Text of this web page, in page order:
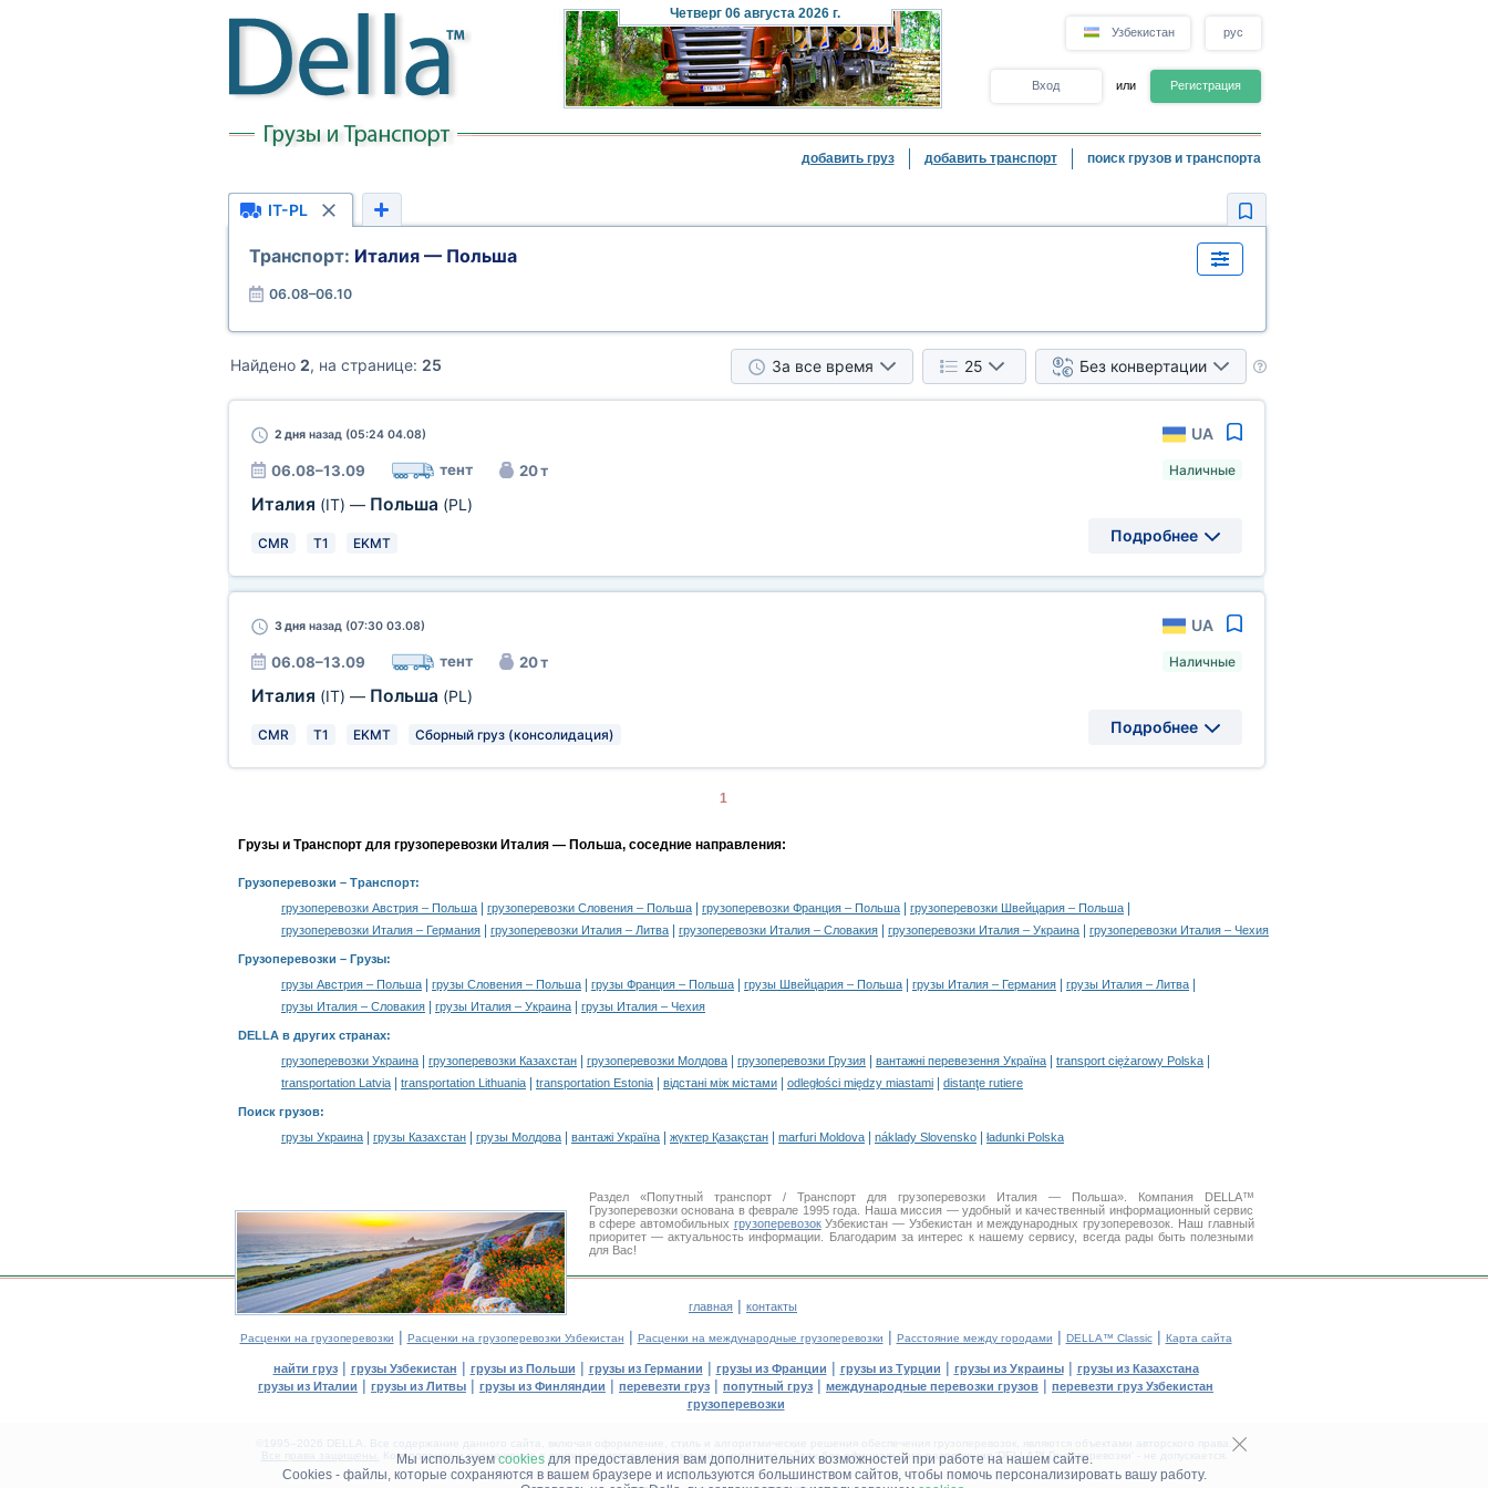
Четверг 06 августа 2026 г.
Узбекистан рус
Вход или Регистрация
добавить груз добавить транспорт поиск грузов и транспорта
Мы используем cookiesдля предоставления вам дополнительних возможностей при работе на нашем сайте.
Cookies - файлы, которые сохраняются в вашем браузере и используются большинством сайтов, чтобы помочь персонализировать вашу работу.
IT-PL
Транспорт: Италия — Польша
06.08–06.10
Найдено 2, на странице: 25 За все время 25 Без конвертации
2 дняназад (05:24 04.08) UA
06.08–13.09 тент 20 т
Италия (IT) — Польша (PL)
CMR T1 EKMT
Наличные
Подробнее
3 дняназад (07:30 03.08) UA
06.08–13.09 тент 20 т
Италия (IT) — Польша (PL)
CMR T1 EKMT Сборный груз (консолидация)
Наличные
Подробнее
1
Грузы и Транспорт для грузоперевозки Италия — Польша, соседние направления:
Грузоперевозки – Транспорт:
грузоперевозки Австрия – Польша
грузоперевозки Словения – Польша грузоперевозки Франция – Польша грузоперевозки Швейцария – Польша
грузоперевозки Италия – Германия грузоперевозки Италия – Литва грузоперевозки Италия – Словакия грузоперевозки Италия – Украина грузоперевозки Италия – Чехия
Грузоперевозки – Грузы:
грузы Австрия – Польша
грузы Словения – Польша грузы Франция – Польша грузы Швейцария – Польша грузы Италия – Германия грузы Италия – Литва
грузы Италия – Словакия грузы Италия – Украина грузы Италия – Чехия
DELLA в других странах:
грузоперевозки Украина
грузоперевозки Казахстан грузоперевозки Молдова грузоперевозки Грузия вантажні перевезення Україна transport ciężarowy Polska
transportation Latvia transportation Lithuania transportation Estonia відстані між містами odległości między miastami distanţe rutiere
Поиск грузов:
грузы Украина
грузы Казахстан грузы Молдова вантажі Україна жүктер Қазақстан marfuri Moldova náklady Slovensko ładunki Polska
Раздел «Попутный транспорт / Транспорт для грузоперевозки Италия — Польша». Компания DELLA™
Грузоперевозки основана в феврале 1995 года. Наша миссия — удобный и качественный информационный сервис
в сфере автомобильных грузоперевозокУзбекистан — Узбекистан и международных грузоперевозок. Наш главный
приоритет — актуальность информации. Благодарим за интерес к нашему сервису, всегда рады быть полезными
для Вас!
главная | контакты
Расценки на грузоперевозки | Расценки на грузоперевозки Узбекистан | Расценки на международные грузоперевозки | Расстояние между городами | DELLA™ Classic| Карта сайта
найти груз| грузы Узбекистан | грузы из Польши | грузы из Германии | грузы из Франции | грузы из Турции | грузы из Украины| грузы из Казахстана
грузы из Италии | грузы из Литвы | грузы из Финляндии | перевезти груз | попутный груз | международные перевозки грузов | перевезти груз Узбекистан
грузоперевозки
©1995–2026 DELLA. Все содержание данного сайта, включая оформление, стиль и алгоритмические решения обеспечения грузоперевозок, являются объектами авторского права.
Все права защищены.
Копирование и размещение в других средствах информации и интернет-сайтах без официального разрешения 'DELLA™ Грузоперевозки' - не допускается.